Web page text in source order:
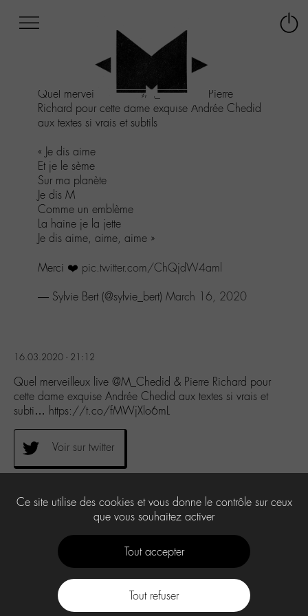
au
menu
Aller
contenu
Aller
recherche
Quel merveilleux live@M_Chedid
& Pierre
Richard pour cette dame exquise Andrée Chedid
aux textes si vrais et subtils
« Je dis aime
Et je le sème
Sur ma planète
Je dis M
Comme un emblème
La haine je la jette
Je dis aime, aime, aime »
Merci ❤️ pic.twitter.com/ChQjdW4aml
— Sylvie Bert (@sylvie_bert) March 16, 2020
16.03.2020 - 21:12
Quel merveilleux live @M_Chedid & Pierre Richard pour
cette dame exquise Andrée Chedid aux textes si vrais et
subti… https://t.co/fMWjXlo6mL
Voir sur twitter
Ce site utilise des cookies et vous donne le contrôle sur ceux
que vous souhaitez activer
Tout accepter
Tout refuser